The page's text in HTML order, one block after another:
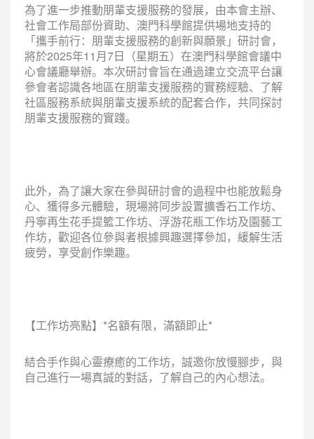
為了進一步推動朋輩支援服務的發展，由本會主辦、
社會工作局部份資助、澳門科學館提供場地支持的
「攜手前行：朋輩支援服務的創新與願景」研討會，
將於2025年11月7日（星期五）在澳門科學館會議中
心會議廳舉辦。本次研討會旨在通過建立交流平台讓
參會者認識各地區在朋輩支援服務的實務經驗、了解
社區服務系統與朋輩支援系統的配套合作，共同探討
朋輩支援服務的實踐。
此外，為了讓大家在參與研討會的過程中也能放鬆身
心、獲得多元體驗，現場將同步設置擴香石工作坊、
丹寧再生花手提籃工作坊、浮游花瓶工作坊及園藝工
作坊，歡迎各位參與者根據興趣選擇參加，緩解生活
疲勞，享受創作樂趣。
【工作坊亮點】*名額有限，滿額即止*
結合手作與心靈療癒的工作坊，誠邀你放慢腳步，與
自己進行一場真誠的對話，了解自己的內心想法。